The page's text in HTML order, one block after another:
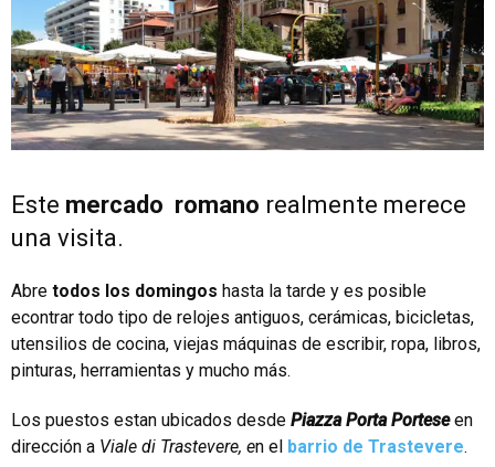
Este mercado romano realmente merece
una visita.
Abre todos los domingos hasta la tarde y es posible
econtrar todo tipo de relojes antiguos, cerámicas, bicicletas,
utensilios de cocina, viejas máquinas de escribir, ropa, libros,
pinturas, herramientas y mucho más.
Los puestos estan ubicados desde Piazza Porta Portese en
dirección a Viale di Trastevere, en el barrio de Trastevere.